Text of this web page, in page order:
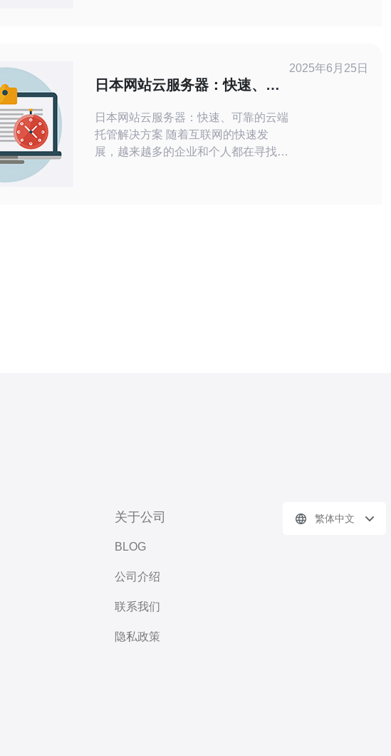
量：不用担心流量超额导致额外费用。
2.
日本网站云服务器：快速、可
日本网站云服务器：快速、可靠的云端
托管解决方案 随着互联网的快速发
展，越来越多的企业和个人都在寻找高
2025年6月25日
关于公司
BLOG
公司介绍
联系我们
隐私政策
繁体中文